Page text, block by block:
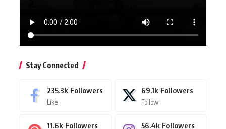
Stay Connected
235.3k Followers
Like
69.1k Followers
Follow
11.6k Followers 56.4k Followers